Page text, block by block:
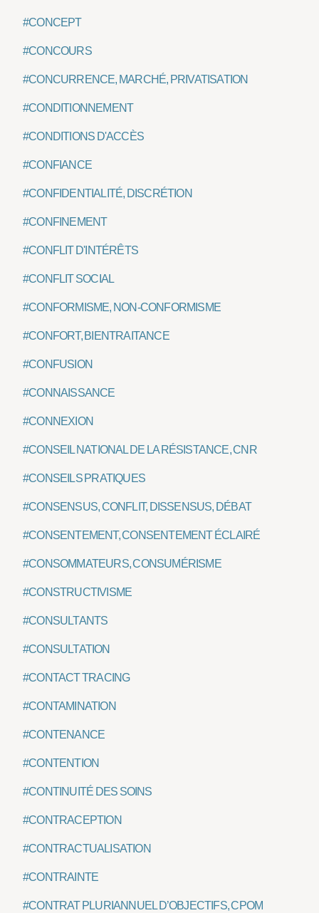
#CONCEPT
#CONCOURS
#CONCURRENCE, MARCHÉ, PRIVATISATION
#CONDITIONNEMENT
#CONDITIONS D'ACCÈS
#CONFIANCE
#CONFIDENTIALITÉ, DISCRÉTION
#CONFINEMENT
#CONFLIT D'INTÉRÊTS
#CONFLIT SOCIAL
#CONFORMISME, NON-CONFORMISME
#CONFORT, BIENTRAITANCE
#CONFUSION
#CONNAISSANCE
#CONNEXION
#CONSEIL NATIONAL DE LA RÉSISTANCE, CNR
#CONSEILS PRATIQUES
#CONSENSUS, CONFLIT, DISSENSUS, DÉBAT
#CONSENTEMENT, CONSENTEMENT ÉCLAIRÉ
#CONSOMMATEURS, CONSUMÉRISME
#CONSTRUCTIVISME
#CONSULTANTS
#CONSULTATION
#CONTACT TRACING
#CONTAMINATION
#CONTENANCE
#CONTENTION
#CONTINUITÉ DES SOINS
#CONTRACEPTION
#CONTRACTUALISATION
#CONTRAINTE
#CONTRAT PLURIANNUEL D’OBJECTIFS, CPOM